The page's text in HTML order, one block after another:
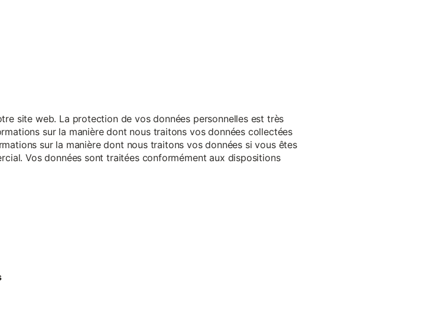
site web. La protection de vos données personnelles est très
sur la manière dont nous traitons vos données collectées
sur la manière dont nous traitons vos données si vous êtes
Vos données sont traitées conformément aux dispositions